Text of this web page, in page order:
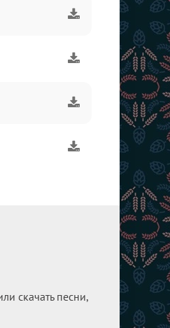
скачать песни,